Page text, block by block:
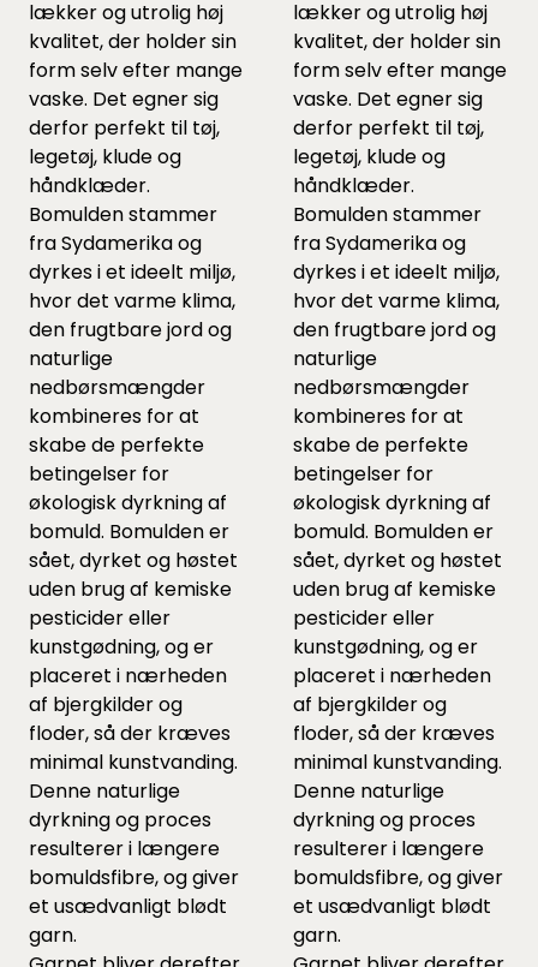
lækker og utrolig høj
kvalitet, der holder sin
form selv efter mange
vaske. Det egner sig
derfor perfekt til tøj,
legetøj, klude og
håndklæder.
Bomulden stammer
fra Sydamerika og
dyrkes i et ideelt miljø,
hvor det varme klima,
den frugtbare jord og
naturlige
nedbørsmængder
kombineres for at
skabe de perfekte
betingelser for
økologisk dyrkning af
bomuld. Bomulden er
sået, dyrket og høstet
uden brug af kemiske
pesticider eller
kunstgødning, og er
placeret i nærheden
af bjergkilder og
floder, så der kræves
minimal kunstvanding.
Denne naturlige
dyrkning og proces
resulterer i længere
bomuldsfibre, og giver
et usædvanligt blødt
garn.
lækker og utrolig høj
kvalitet, der holder sin
form selv efter mange
vaske. Det egner sig
derfor perfekt til tøj,
legetøj, klude og
håndklæder.
Bomulden stammer
fra Sydamerika og
dyrkes i et ideelt miljø,
hvor det varme klima,
den frugtbare jord og
naturlige
nedbørsmængder
kombineres for at
skabe de perfekte
betingelser for
økologisk dyrkning af
bomuld. Bomulden er
sået, dyrket og høstet
uden brug af kemiske
pesticider eller
kunstgødning, og er
placeret i nærheden
af bjergkilder og
floder, så der kræves
minimal kunstvanding.
Denne naturlige
dyrkning og proces
resulterer i længere
bomuldsfibre, og giver
et usædvanligt blødt
garn.